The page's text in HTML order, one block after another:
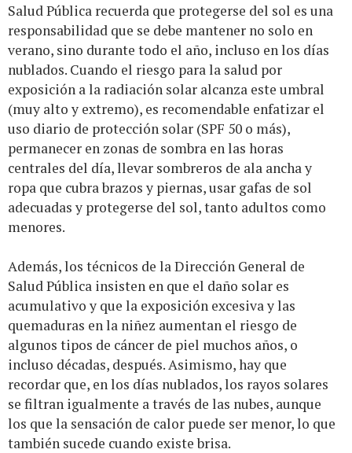
Salud Pública recuerda que protegerse del sol es una
responsabilidad que se debe mantener no solo en
verano, sino durante todo el año, incluso en los días
nublados. Cuando el riesgo para la salud por
exposición a la radiación solar alcanza este umbral
(muy alto y extremo), es recomendable enfatizar el
uso diario de protección solar (SPF 50 o más),
permanecer en zonas de sombra en las horas
centrales del día, llevar sombreros de ala ancha y
ropa que cubra brazos y piernas, usar gafas de sol
adecuadas y protegerse del sol, tanto adultos como
menores.
Además, los técnicos de la Dirección General de
Salud Pública insisten en que el daño solar es
acumulativo y que la exposición excesiva y las
quemaduras en la niñez aumentan el riesgo de
algunos tipos de cáncer de piel muchos años, o
incluso décadas, después. Asimismo, hay que
recordar que, en los días nublados, los rayos solares
se filtran igualmente a través de las nubes, aunque
los que la sensación de calor puede ser menor, lo que
también sucede cuando existe brisa.